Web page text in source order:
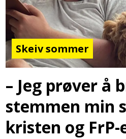
Skeiv sommer
– Jeg prøver å
stemmen min
kristen og FrP-